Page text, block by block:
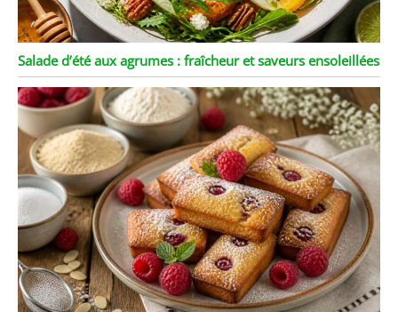
Salade d’été aux agrumes : fraîcheur et saveurs ensoleillées